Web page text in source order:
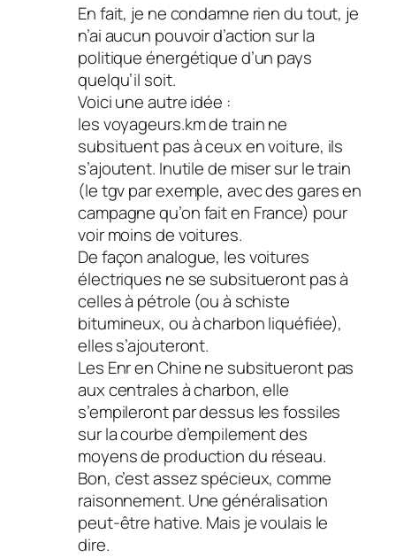
En fait, je ne condamne rien du tout, je
n’ai aucun pouvoir d’action sur la
politique énergétique d’un pays
quelqu’il soit.
Voici une autre idée :
les voyageurs.km de train ne
subsituent pas à ceux en voiture, ils
s’ajoutent. Inutile de miser sur le train
(le tgv par exemple, avec des gares en
campagne qu’on fait en France) pour
voir moins de voitures.
De façon analogue, les voitures
électriques ne se subsitueront pas à
celles à pétrole (ou à schiste
bitumineux, ou à charbon liquéfiée),
elles s’ajouteront.
Les Enr en Chine ne subsitueront pas
aux centrales à charbon, elle
s’empileront par dessus les fossiles
sur la courbe d’empilement des
moyens de production du réseau.
Bon, c’est assez spécieux, comme
raisonnement. Une généralisation
peut-être hative. Mais je voulais le
dire.